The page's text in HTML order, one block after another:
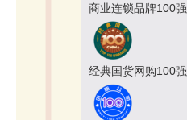
商业连锁品牌100强
经典国货网购100强